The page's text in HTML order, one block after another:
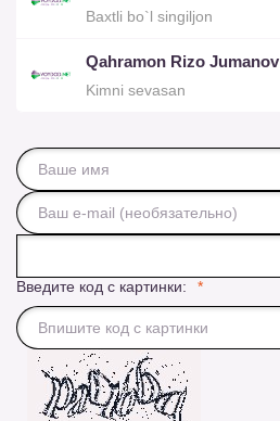
Baxtli bo`l singiljon
Qahramon Rizo Jumanov
Kimni sevasan
Введите код с картинки: